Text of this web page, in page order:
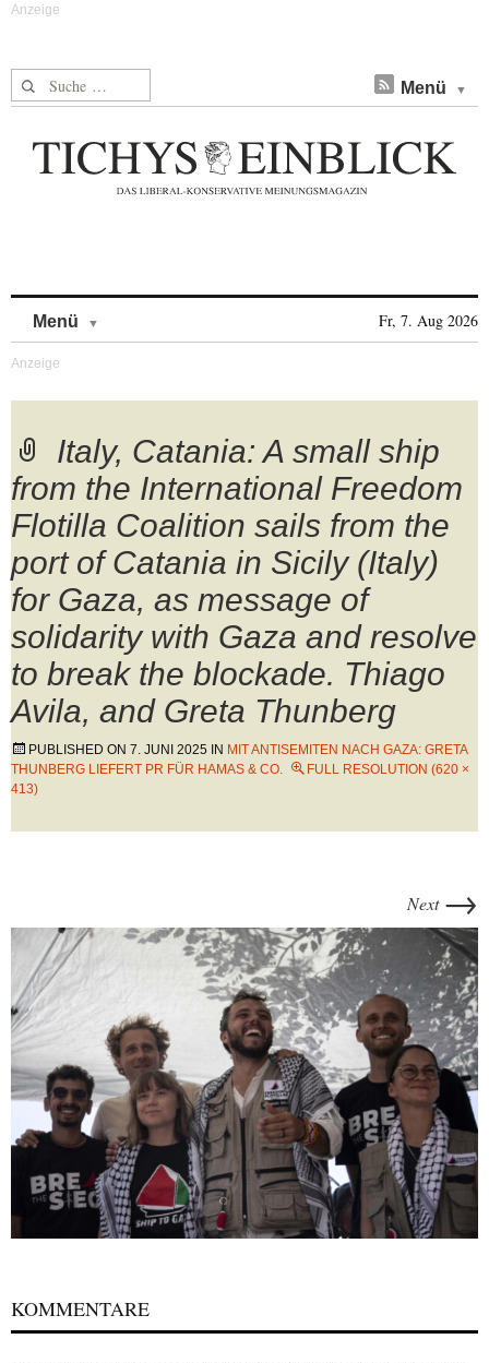
Suche nach: Menü
Menü Fr, 7. Aug 2026
Italy, Catania: A small ship
from the International Freedom
Flotilla Coalition sails from the
port of Catania in Sicily (Italy)
for Gaza, as message of
solidarity with Gaza and resolve
to break the blockade. Thiago
Avila, and Greta Thunberg
PUBLISHED ON 7. JUNI 2025 IN MIT ANTISEMITEN NACH GAZA: GRETA
THUNBERG LIEFERT PR FÜR HAMAS & CO.
FULL RESOLUTION (620 ×
413)
Next →
KOMMENTARE